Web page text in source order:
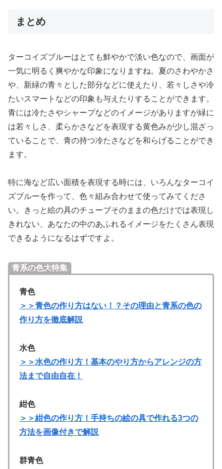
まとめ
ターコイズブルーはとても鮮やかで淡い色なので、画面が
一気に明るく爽やかな印象になりますね。夏のさわやかさ
や、新緑の青々とした部分などに使えたり、若々しさや冷
たいスマートなどの印象も与えたりすることができます。
青には冷たさやシャープなどのイメージがありますが緑に
は若々しさ、柔らかさなどを表現する黄色みが少し混ざっ
ていることで、青の持つ冷たさなどを和らげることができ
ます。
特に海など広い面積を表現する時には、いろんなターコイ
ズブルーを作って、色々組み合わせて使ってみてくださ
い。きっと絵の具のチューブそのままの色だけでは表現し
きれない、あなたの中のあふれるイメージをたくさん表現
できるようになるはずですよ。
青系の色大特集
青色
＞＞青色の作り方はない！？その理由と青系の色の
作り方を徹底解説
水色
＞＞水色の作り方！基本のやり方からアレンジの方
法まで自由自在！
紺色
＞＞紺色の作り方！手持ちの絵の具で作れる3つの
方法を画像付きで解説
群青色